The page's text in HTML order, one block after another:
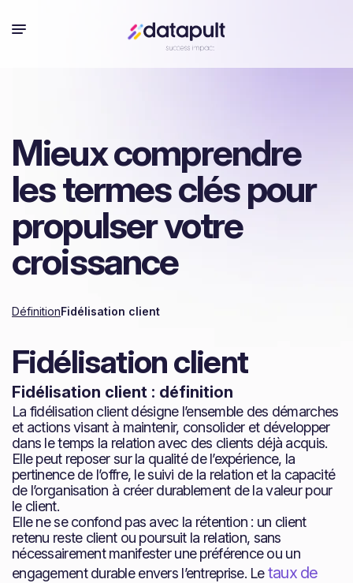
Mieux comprendre
les termes clés pour
propulser votre
croissance
DéfinitionFidélisation client
Fidélisation client
Fidélisation client : définition
La fidélisation client désigne l’ensemble des démarches
et actions visant à maintenir, consolider et développer
dans le temps la relation avec des clients déjà acquis.
Elle peut reposer sur la qualité de l’expérience, la
pertinence de l’offre, le suivi de la relation et la capacité
de l’organisation à créer durablement de la valeur pour
le client.
Elle ne se confond pas avec la rétention : un client
retenu reste client ou poursuit la relation, sans
nécessairement manifester une préférence ou un
engagement durable envers l’entreprise. Letaux de